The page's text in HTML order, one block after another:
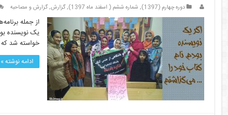
دوره چهارم (1397) , شماره ششم ( اسفند ماه 1397) ,گزارش,گزارش و مصاحبه
از جمله
یک نویسنده
خواسته شد که نام کتاب
ادامه نوشته »